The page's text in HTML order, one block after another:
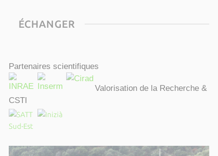
ÉCHANGER
Partenaires scientifiques
Valorisation de la Recherche &
CSTI